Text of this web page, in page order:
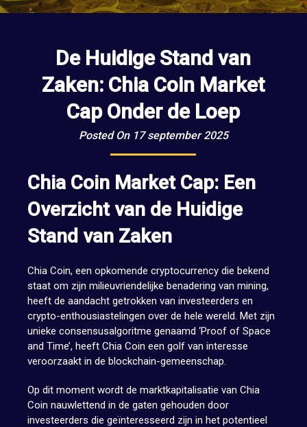
De Huidige Stand van
Zaken: Chia Coin Market
Cap Onder de Loep
Posted On 17 september 2025
Chia Coin Market Cap: Een
Overzicht van de Huidige
Stand van Zaken
Chia Coin, een opkomende cryptocurrency die bekend
staat om zijn milieuvriendelijke benadering van mining,
heeft de aandacht getrokken van investeerders en
crypto-enthousiastelingen over de hele wereld. Met zijn
unieke consensusalgoritme genaamd ‘Proof of Space
and Time’, heeft Chia Coin een golf van interesse
veroorzaakt in de blockchain-gemeenschap.
Op dit moment wordt de marktkapitalisatie van Chia
Coin nauwlettend in de gaten gehouden door
investeerders die geïnteresseerd zijn in het potentieel